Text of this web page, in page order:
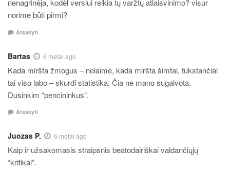
nenagrinėja, kodėl verslui reikia tų varžtų atlaisvinimo? visur
norime būti pirmi?
Atsakyti
Bartas 6 metai ago
Kada miršta žmogus – nelaimė, kada miršta šimtai, tūkstančiai
tai viso labo – skurdi statistika. Čia ne mano sugalvota.
Dusinkim “pencininkus”.
Atsakyti
Juozas P. 6 metai ago
Kaip ir užsakomasis straipsnis beatodairiškai valdančiųjų
“kritikai”.